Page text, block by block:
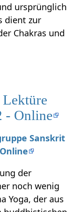
ursprünglich
dient zur
Chakras und
Lektüre
- Online
Sanskrit
der
noch wenig
Yoga, der aus